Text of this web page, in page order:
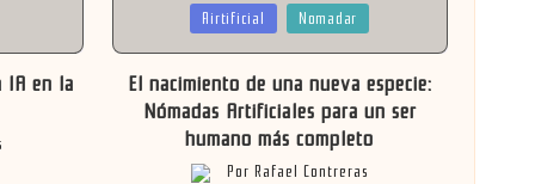
IA en la
Airtificial Nomadar
El nacimiento de una nueva especie:
Nómadas Artificiales para un ser
humano más completo
Por Rafael Contreras